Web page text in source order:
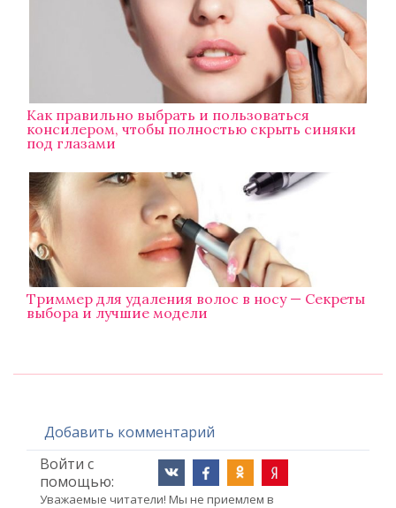
Как правильно выбрать и пользоваться
консилером, чтобы полностью скрыть синяки
под глазами
Триммер для удаления волос в носу — Секреты
выбора и лучшие модели
Добавить комментарий
Войти с
помощью:
Уважаемые читатели! Мы не приемлем в